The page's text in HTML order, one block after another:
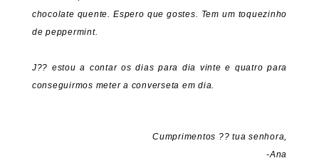
chocolate quente. Espero que gostes. Tem um toquezinho
de peppermint.
J?? estou a contar os dias para dia vinte e quatro para
conseguirmos meter a converseta em dia.
Cumprimentos ?? tua senhora,
-Ana